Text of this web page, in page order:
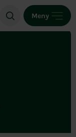
Meny